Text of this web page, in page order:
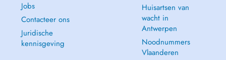
Jobs
Contacteer ons
Juridische
kennisgeving
Huisartsen van
wacht in
Antwerpen
Noodnummers
Vlaanderen